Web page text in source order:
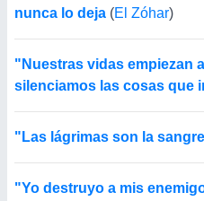
nunca lo deja (El Zóhar)
"Nuestras vidas empiezan
silenciamos las cosas que
"Las lágrimas son la
"Yo destruyo a mis